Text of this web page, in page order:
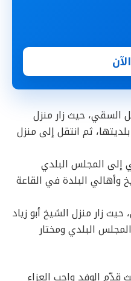
السقي، حيث زار منزل
ثم انتقل إلى منزل
إلى المجلس البلدي
وأهالي البلدة في القاعة
زار منزل الشيخ أبو زياد
البلدي ومختار
قدّم الوفد واجب العزاء